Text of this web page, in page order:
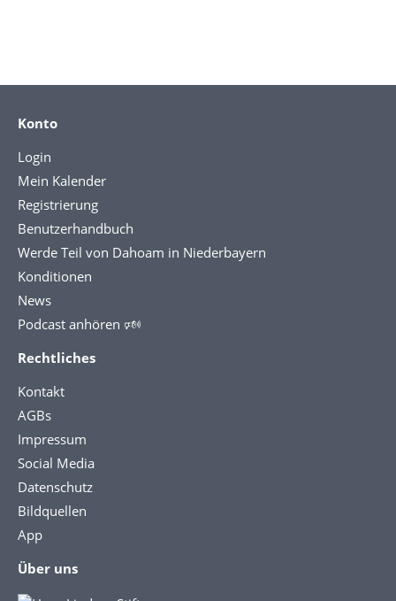
Konto
Login
Mein Kalender
Registrierung
Benutzerhandbuch
Werde Teil von Dahoam in Niederbayern
Konditionen
News
Podcast anhören 🕬
Rechtliches
Kontakt
AGBs
Impressum
Social Media
Datenschutz
Bildquellen
App
Über uns